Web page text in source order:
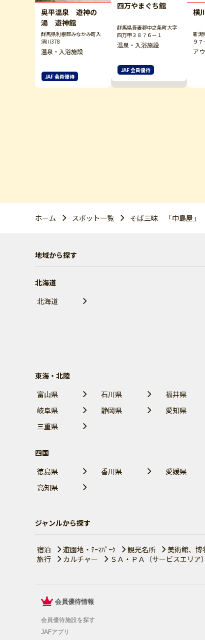
奥平温泉 遊神の
湯 遊神館
群馬県利根郡みなかみ町入
須川378
温泉・入浴施設
JAF 会員優待
四万やまぐち館
群馬県吾妻郡中之条町大字
四万甲３８７６－１
温泉・入浴施設
JAF 会員優待
横
新潟
９７
ア
ホーム スポット一覧 そば三昧 「中島屋」
地域から探す
北海道
北海道
東海・北陸
富山県
石川県
福井県
岐阜県
静岡県
愛知県
三重県
四国
徳島県
香川県
愛媛県
高知県
ジャンルから探す
宿泊 遊園地・ﾃｰﾏﾊﾟｰｸ 観光名所 美術館、博
旅行
カルチャー ＳＡ・ＰＡ（サービスエリア）
会員優待情報
会員優待施設を探す
JAFアプリ